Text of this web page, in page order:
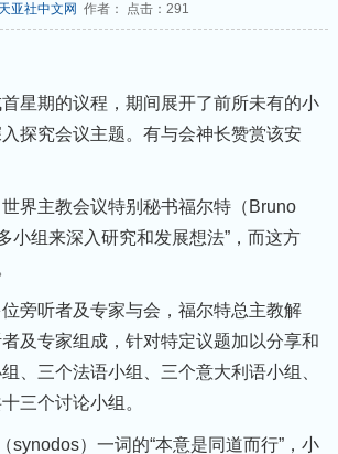
天亚社中文网 作者： 点击： 291
星期的议程，期间展开了前所未有的小
探究会议主题。有与会神长赞赏该安
主教会议特别秘书福尔特（Bruno
小组来深入研究和发展想法”，而这方
听者及专家与会，福尔特总主教解
及专家组成，针对特定议题加以分享和
、三个法语小组、三个意大利语小组、
三个讨论小组。
）一词的“本意是同道而行”，小